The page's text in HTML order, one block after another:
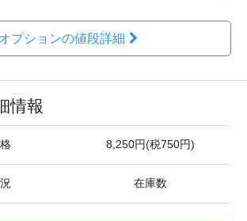
オプションの値段詳細
情報
8,250円(税750円)
在庫数